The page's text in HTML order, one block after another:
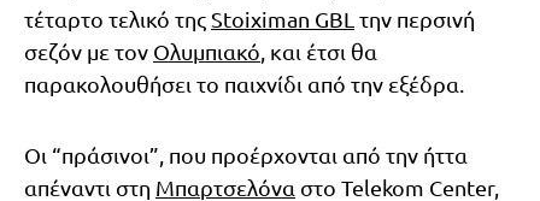
τέταρτο τελικό της Stoiximan GBL την περσινή
σεζόν με τον Ολυμπιακό , και έτσι θα
παρακολουθήσει το παιχνίδι από την εξέδρα.
Οι “πράσινοι”, που προέρχονται από την ήττα
απέναντι στη Μπαρτσελόνα στο Telekom Center,